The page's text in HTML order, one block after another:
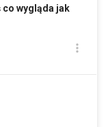
co wygląda jak